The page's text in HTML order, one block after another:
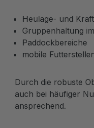
Heulage- und
Gruppenhaltung
Paddockbereiche
mobile
Durch die robuste
auch bei häufiger
ansprechend.